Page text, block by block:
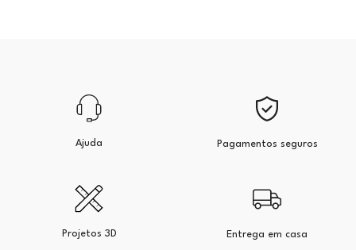
Ajuda Pagamentos seguros
Projetos 3D Entrega em casa